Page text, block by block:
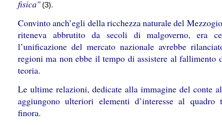
fisica" (3).
Convinto anch’egli della ricchezza naturale del
riteneva abbrutito da secoli di malgoverno, era
l’unificazione del mercato nazionale avrebbe
regioni ma non ebbe il tempo di assistere al fallimento
teoria.
Le ultime relazioni, dedicate alla immagine del conte
aggiungono ulteriori elementi d’interesse al quadro
finora.